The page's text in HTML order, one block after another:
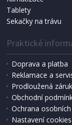
Tablety
Sekačky na trávu
Praktické
Doprava a platba
Reklamace a
Prodloužená
Obchodní
Ochrana
Nastavení cookies